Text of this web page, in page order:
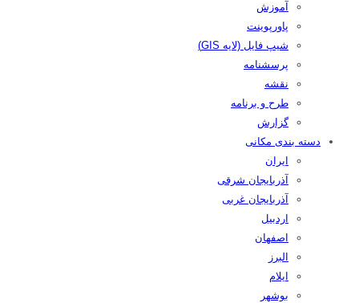
آموزش
پاورپوینت
شیپ فایل (لایه GIS)
پرسشنامه
نقشه
طرح و برنامه
گزارش
دسته بندی مکانی
ایران
آذربایجان شرقی
آذربایجان غربی
اردبیل
اصفهان
البرز
ایلام
بوشهر